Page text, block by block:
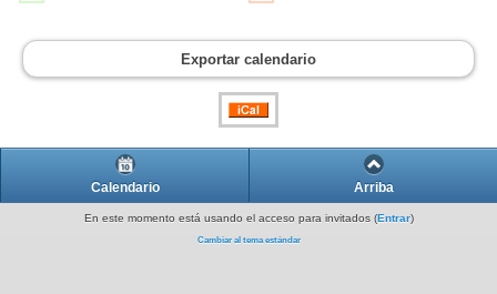
Exportar calendario
Calendario Arriba
En este momento está usando el acceso para invitados (Entrar)
Cambiar al tema estándar